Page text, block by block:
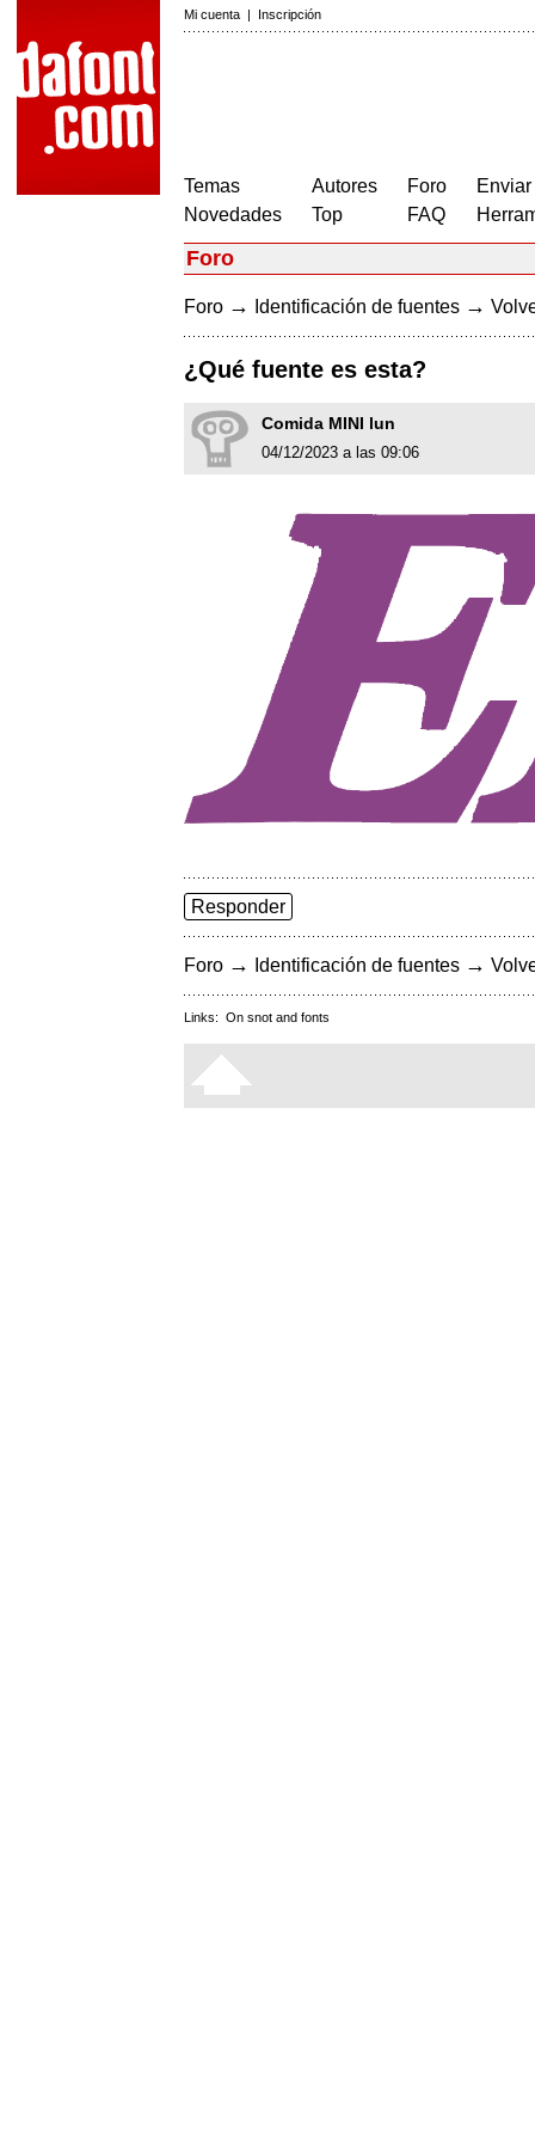
Mi cuenta | Inscripción
Temas
Novedades
Autores
Top
Foro
FAQ
Foro
Foro → Identificación de fuentes →
¿Qué fuente es esta?
Comida MINI lun
04/12/2023 a las 09:06
Responder
Foro → Identificación de fuentes →
Links: On snot and fonts